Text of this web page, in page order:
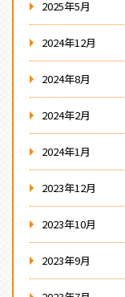
2025年5月
2024年12月
2024年8月
2024年2月
2024年1月
2023年12月
2023年10月
2023年9月